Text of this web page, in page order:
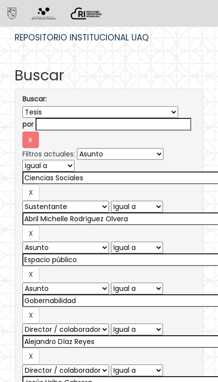
REPOSITORIO INSTITUCIONAL UAQ
Buscar
Buscar:
por
Filtros actuales: